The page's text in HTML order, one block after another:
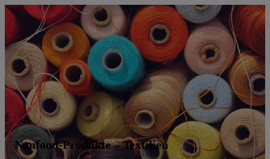
Nonfood-Produkte – Textilien